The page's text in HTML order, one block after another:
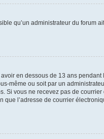
qu’un administrateur du forum
en dessous de 13 ans pendant
même ou soit par un
Si vous ne recevez pas de
que l’adresse de courrier